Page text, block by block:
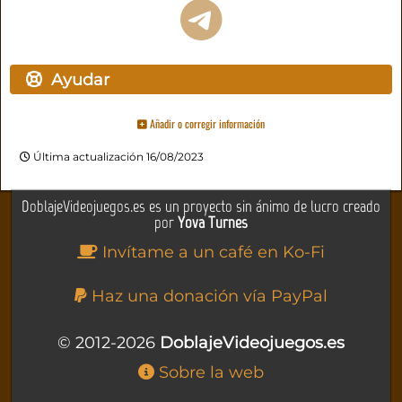
Ayudar
Añadir o corregir información
Última actualización 16/08/2023
DoblajeVideojuegos.es es un proyecto sin ánimo de lucro creado
porYova Turnes
Invítame a un café en Ko-Fi
Haz una donación vía PayPal
© 2012-2026 DoblajeVideojuegos.es
Sobre la web